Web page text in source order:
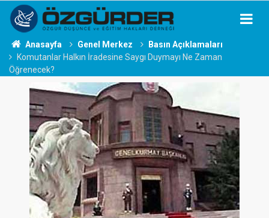
Anasayfa Genel Merkez
Basın Açıklamaları
Komutanlar Halkın İradesine Saygı Duymayı Ne Zaman
Öğrenecek?